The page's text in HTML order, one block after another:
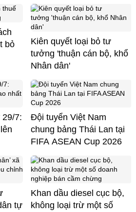
bỏ
Kiên quyết loại bỏ tư
tưởng 'thuận cán bộ, khổ
Nhân dân'
29/7:
Đội tuyển Việt Nam
chung bảng Thái Lan tại
FIFA ASEAN Cup 2026
tự
Khan dầu diesel cục bộ,
không loại trừ một số